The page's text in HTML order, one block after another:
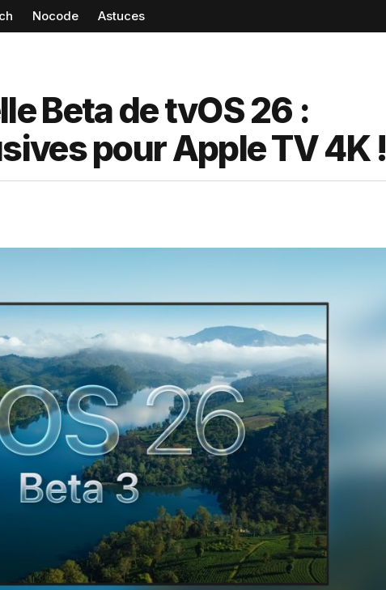
Nocode Astuces
Beta de tvOS 26 :
pour Apple TV 4K !